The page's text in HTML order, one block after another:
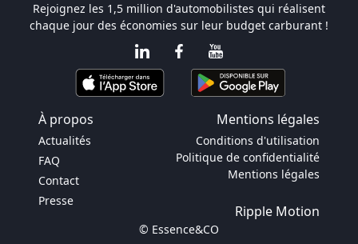
Rejoignez les 1,5 million d'automobilistes qui réalisent
chaque jour des économies sur leur budget carburant !
À propos Mentions légales
Actualités
FAQ
Contact
Presse
Conditions d'utilisation
Politique de confidentialité
Mentions légales
Ripple Motion
© Essence&CO